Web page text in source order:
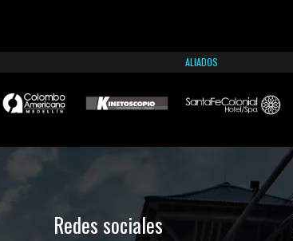
ALIADOS
Redes sociales